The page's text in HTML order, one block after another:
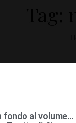
al volume…